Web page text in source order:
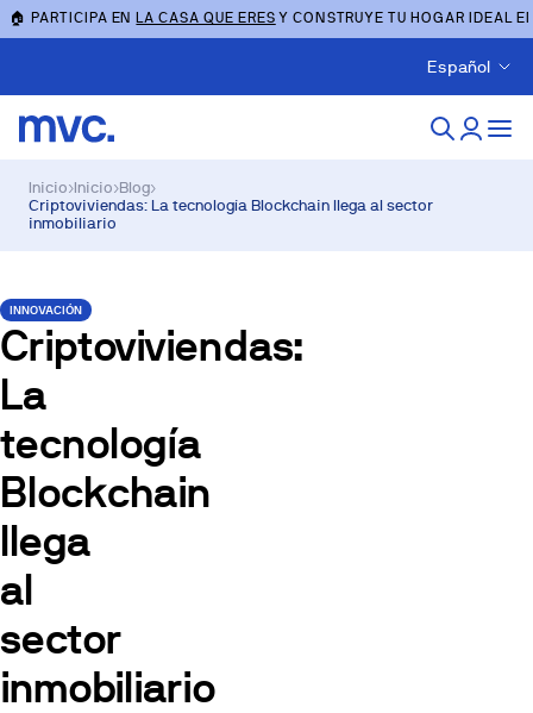
🏠 PARTICIPA ENLA CASA QUE ERES Y CONSTRUYE TU HOGAR IDEAL
Español
Inicio›Inicio›Blog›
Criptoviviendas: La tecnología Blockchain llega al sector
inmobiliario
INNOVACIÓN
Criptoviviendas:
La
tecnología
Blockchain
llega
al
sector
inmobiliario